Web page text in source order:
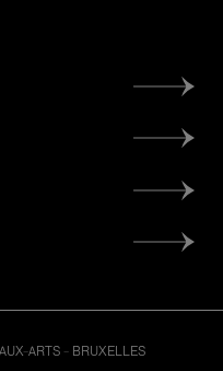
ARTS - BRUXELLES